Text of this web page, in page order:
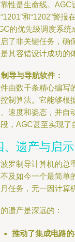
性是生命线。AGC
和“1202”警
的优先级调度系统
了非关键任务，确
其容错设计成功的
导与导航软件：
由数千条精心编写
制算法。它能够根
速度和姿态，并自
，AGC甚至实现了
、遗产与启
罗制导计算机的总
及如今一个最简单
任务，无一因计算
遗产是深远的：
推动了集成电路的